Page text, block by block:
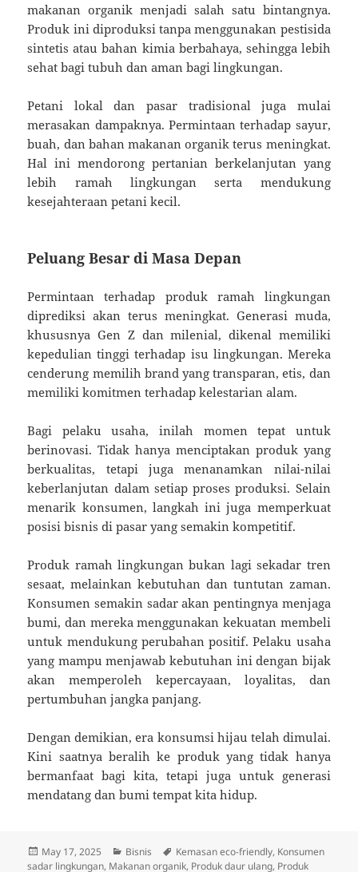
makanan organik menjadi salah satu bintangnya.
Produk ini diproduksi tanpa menggunakan pestisida
sintetis atau bahan kimia berbahaya, sehingga lebih
sehat bagi tubuh dan aman bagi lingkungan.
Petani lokal dan pasar tradisional juga mulai
merasakan dampaknya. Permintaan terhadap sayur,
buah, dan bahan makanan organik terus meningkat.
Hal ini mendorong pertanian berkelanjutan yang
lebih ramah lingkungan serta mendukung
kesejahteraan petani kecil.
Peluang Besar di Masa Depan
Permintaan terhadap produk ramah lingkungan
diprediksi akan terus meningkat. Generasi muda,
khususnya Gen Z dan milenial, dikenal memiliki
kepedulian tinggi terhadap isu lingkungan. Mereka
cenderung memilih brand yang transparan, etis, dan
memiliki komitmen terhadap kelestarian alam.
Bagi pelaku usaha, inilah momen tepat untuk
berinovasi. Tidak hanya menciptakan produk yang
berkualitas, tetapi juga menanamkan nilai-nilai
keberlanjutan dalam setiap proses produksi. Selain
menarik konsumen, langkah ini juga memperkuat
posisi bisnis di pasar yang semakin kompetitif.
Produk ramah lingkungan bukan lagi sekadar tren
sesaat, melainkan kebutuhan dan tuntutan zaman.
Konsumen semakin sadar akan pentingnya menjaga
bumi, dan mereka menggunakan kekuatan membeli
untuk mendukung perubahan positif. Pelaku usaha
yang mampu menjawab kebutuhan ini dengan bijak
akan memperoleh kepercayaan, loyalitas, dan
pertumbuhan jangka panjang.
Dengan demikian, era konsumsi hijau telah dimulai.
Kini saatnya beralih ke produk yang tidak hanya
bermanfaat bagi kita, tetapi juga untuk generasi
mendatang dan bumi tempat kita hidup.
Posted
on
May 17, 2025 Categories
Bisnis Tags
Kemasan eco-friendly, Konsumen
sadar lingkungan, Makanan organik, Produk daur ulang, Produk